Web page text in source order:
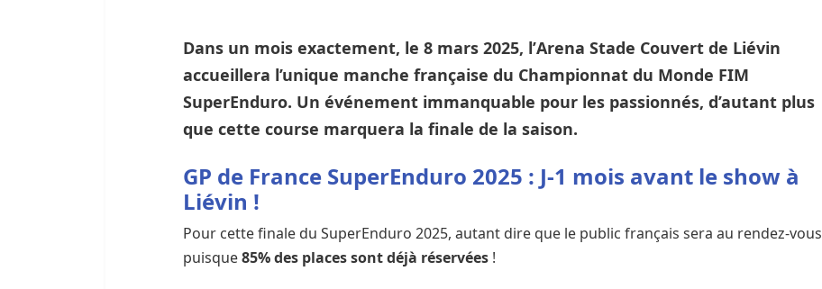
Dans un mois exactement, le8 mars 2025, l’Arena Stade Couvert de Liévin
accueillera l’unique manche française du Championnat du Monde FIM
SuperEnduro. Un événement immanquable pour les passionnés, d’autant plus
que cette course marquera lafinale de la saison.
GP de France SuperEnduro 2025 : J-1 mois avant le show à
Liévin !
Pour cette finale du SuperEnduro 2025, autant dire que le public français sera au rendez-vous
puisque85% des places sont déjà réservées !